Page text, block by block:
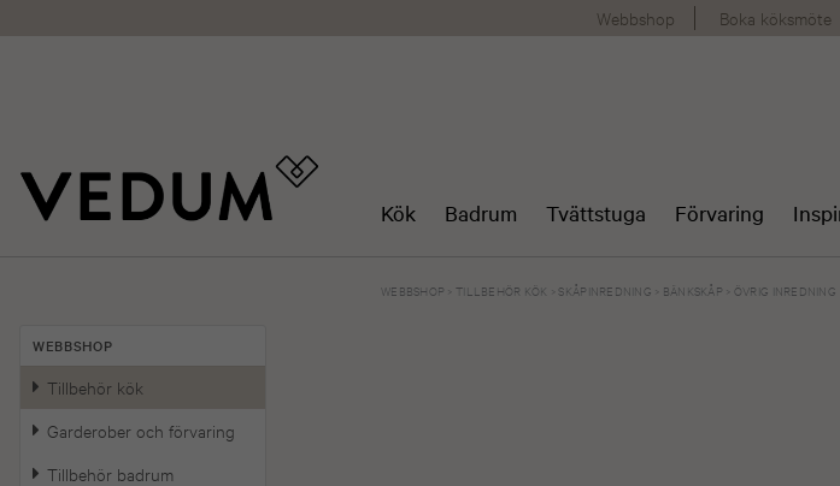
Webbshop Boka köksmöte
Kök Badrum Tvättstuga Förvaring
WEBBSHOP >TILLBEHÖR KÖK SKÅPINREDNING BÄNKSKÅP ÖVRIG INREDNING
WEBBSHOP
Tillbehör kök
Garderober och förvaring
Tillbehör badrum